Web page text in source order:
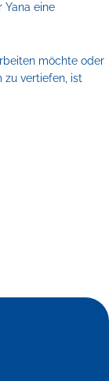
Yana eine
möchte oder
zu vertiefen, ist